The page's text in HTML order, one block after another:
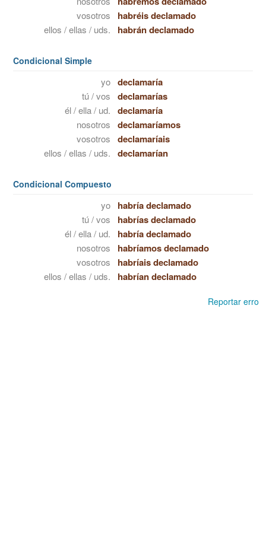
vosotros habréis declamado
ellos / ellas / uds. habrán declamado
Condicional Simple
yo declamaría
tú / vos declamarías
él / ella / ud. declamaría
nosotros declamaríamos
vosotros declamaríais
ellos / ellas / uds. declamarían
Condicional Compuesto
yo habría declamado
tú / vos habrías declamado
él / ella / ud. habría declamado
nosotros habríamos declamado
vosotros habríais declamado
ellos / ellas / uds. habrían declamado
Reportar erro